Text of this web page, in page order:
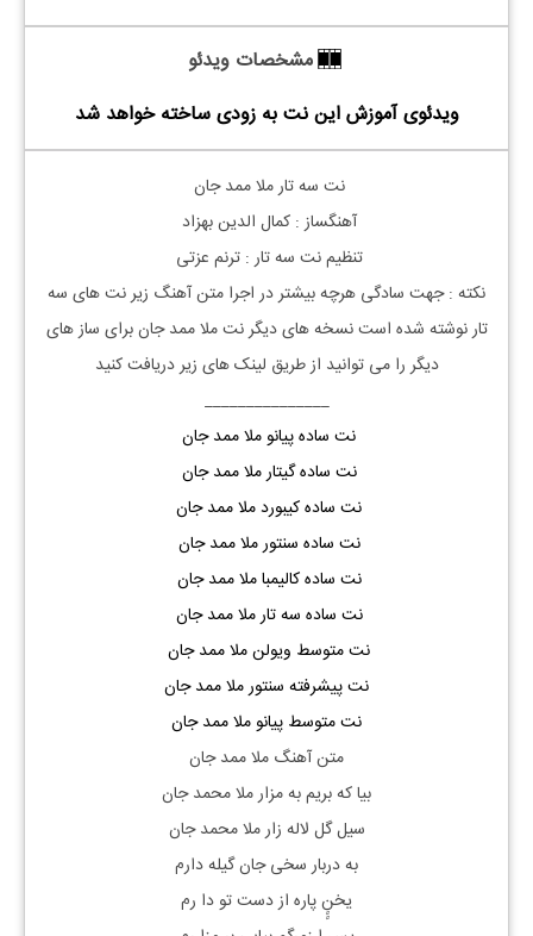
مشخصات ویدئو
ویدئوی آموزش این نت به زودی ساخته خواهد شد
نت سه تارملا ممد جان
آهنگساز : کمال الدین بهزاد
تنظیم نت سه تار: ترنم عزتی
نکته : جهت سادگی هرچه بیشتر در اجرا متن آهنگ زیر نت های سه
تارنوشته شده است نسخه های دیگر نتملاممد جانبرای ساز های
دیگر را می توانید از طریق لینک های زیر دریافت کنید
_______________
نت ساده پیانو ملا ممد جان
نت ساده گیتار ملا ممد جان
نت ساده کیبورد ملا ممد جان
نت ساده سنتور ملا ممد جان
نت ساده کالیمبا ملا ممد جان
نت ساده سه تار ملا ممد جان
نت متوسط ویولن ملا ممد جان
نت پیشرفته سنتور ملا ممد جان
نت متوسط پیانو ملا ممد جان
متن آهنگ ملا ممد جان
بیا که بریم به مزار ملا محمد جان
سیل گل لاله زار ملا محمد جان
به دربار سخی جان گیله دارم
یخنٍٍ پاره از دست تو دا رم